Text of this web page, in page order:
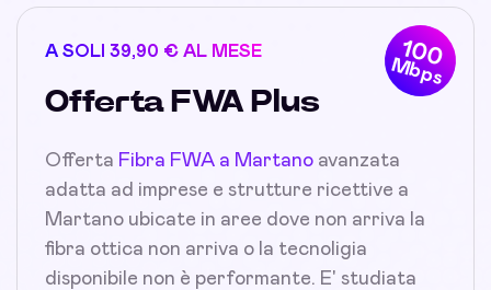
100
Mbps
A SOLI 39,90 € AL MESE
Offerta FWA Plus
Offerta Fibra FWA a Martano avanzata
adatta ad imprese e strutture ricettive a
Martano ubicate in aree dove non arriva la
fibra ottica non arriva o la tecnoligia
disponibile non è performante. E' studiata